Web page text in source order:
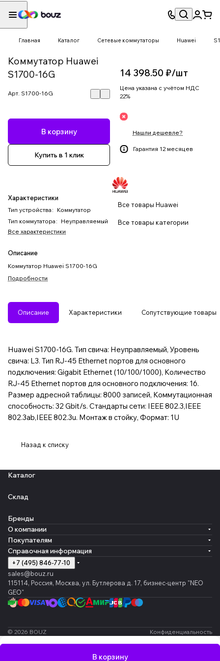
Главная Каталог Сетевые коммутаторы Huawei
Коммутатор Huawei
S1700-16G
Арт. S1700-16G
В корзину
Купить в 1 клик
Характеристики
Тип устройства : Коммутатор
Тип коммутатора : Неуправляемый
Все характеристики
Описание
Коммутатор Huawei S1700-16G
Подробности
14 398.50 ₽/шт
Цена указана с учётом НДС
22%
Нашли дешевле?
Гарантия 12 месяцев
Все товары Huawei
Все товары категории
Описание Характеристики Сопутствующие товары
Huawei S1700-16G. Тип свича: Неуправляемый, Уровень
свича: L3. Тип RJ-45 Ethernet портов для основного
подключения: Gigabit Ethernet (10/100/1000), Количество
RJ-45 Ethernet портов для основного подключения: 16.
Размер адресной таблицы: 8000 записей, Коммутационная
способность: 32 Gbit/s. Стандарты сети: IEEE 802.3,IEEE
802.3ab,IEEE 802.3u. Монтаж в стойку, Формат: 1U
Назад к списку
В корзину
Каталог
Склад
Бренды
О компании
Покупателям
Справочная информация
+7 (495) 846-77-10
sales@bouz.ru
115114, Россия, Москва, ул. Бутлерова д. 17, бизнес-центр "NEO
GEO"
© 2026 BOUZ Конфиденциальность